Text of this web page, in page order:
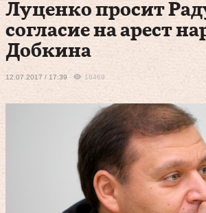
Луценко просит
согласие на арест
Добкина
12.07.2017 / 17:39 18469